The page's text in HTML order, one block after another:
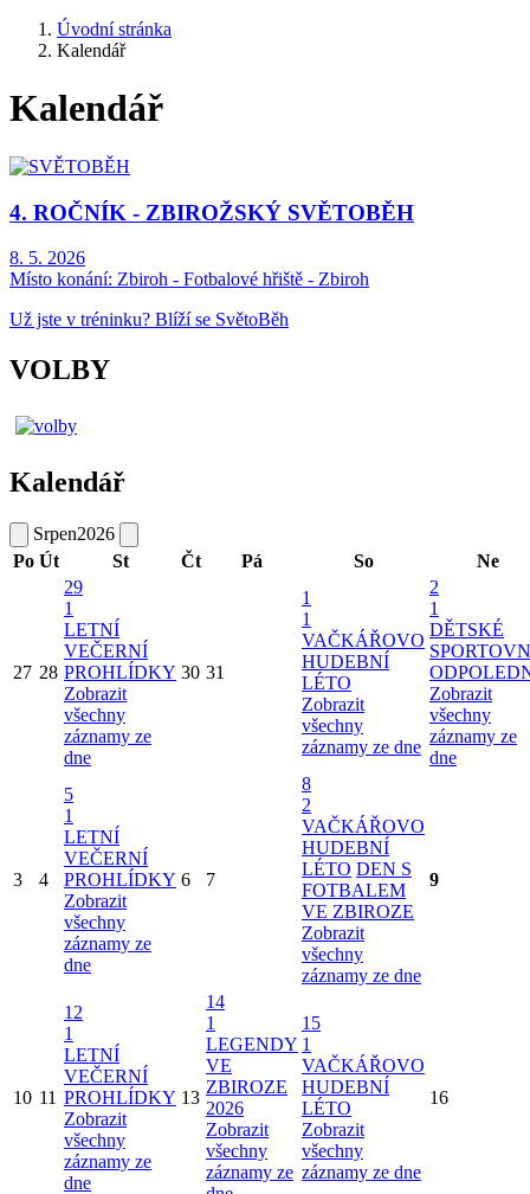
Úvodní stránka
Kalendář
Kalendář
4. ROČNÍK - ZBIROŽSKÝ SVĚTOBĚH
8. 5. 2026
Místo konání: Zbiroh - Fotbalové hřiště - Zbiroh
Už jste v tréninku? Blíží se SvětoBěh
VOLBY
Kalendář
Srpen2026
Po Út St Čt Pá So Ne
27 28
29
1
LETNÍ
VEČERNÍ
PROHLÍDKY
Zobrazit
všechny
záznamy ze
dne
30 31
1
1
VAČKÁŘOVO
HUDEBNÍ
LÉTO
Zobrazit
všechny
záznamy ze dne
2
1
DĚTSKÉ
Zobrazit
všechny
záznamy ze
dne
3 4
5
1
LETNÍ
VEČERNÍ
PROHLÍDKY
Zobrazit
všechny
záznamy ze
dne
6 7
8
2
VAČKÁŘOVO
HUDEBNÍ
LÉTO DEN S
FOTBALEM
VE ZBIROZE
Zobrazit
všechny
záznamy ze dne
9
10 11
12
1
LETNÍ
VEČERNÍ
PROHLÍDKY
Zobrazit
všechny
záznamy ze
dne
13
14
1
LEGENDY
VE
ZBIROZE
2026
Zobrazit
všechny
záznamy ze
15
1
VAČKÁŘOVO
HUDEBNÍ
LÉTO
Zobrazit
všechny
záznamy ze dne
16